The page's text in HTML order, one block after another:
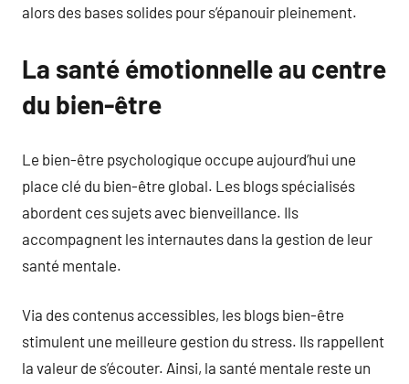
alors des bases solides pour s’épanouir pleinement.
La santé émotionnelle au centre
du bien-être
Le bien-être psychologique occupe aujourd’hui une
place clé du bien-être global. Les blogs spécialisés
abordent ces sujets avec bienveillance. Ils
accompagnent les internautes dans la gestion de leur
santé mentale.
Via des contenus accessibles, les blogs bien-être
stimulent une meilleure gestion du stress. Ils rappellent
la valeur de s’écouter. Ainsi, la santé mentale reste un